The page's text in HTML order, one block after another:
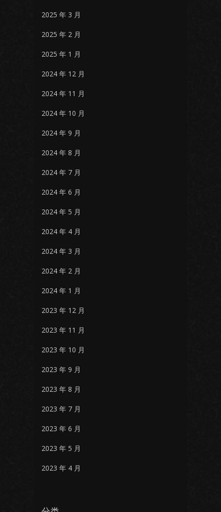
2025 年 3 月
2025 年 2 月
2025 年 1 月
2024 年 12 月
2024 年 11 月
2024 年 10 月
2024 年 9 月
2024 年 8 月
2024 年 7 月
2024 年 6 月
2024 年 5 月
2024 年 4 月
2024 年 3 月
2024 年 2 月
2024 年 1 月
2023 年 12 月
2023 年 11 月
2023 年 10 月
2023 年 9 月
2023 年 8 月
2023 年 7 月
2023 年 6 月
2023 年 5 月
2023 年 4 月